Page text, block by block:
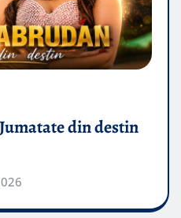
din destin